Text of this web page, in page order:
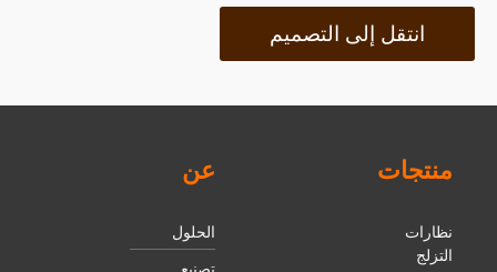
انتقل إلى التصميم
منتجات
نظارات
التزلج
عن
الحلول
تصنيع